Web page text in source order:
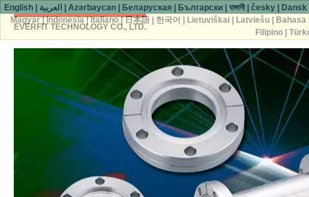
EVERFIT TECHNOLOGY CO., LTD.
English العربية |Azərbaycan Беларуская Български |বাঙ্গালী|česky Dansk
Magyar|Indonesia|Italiano|日本語| 한국어 Lietuviškai| Latviešu|
Bahasa
Filipino|